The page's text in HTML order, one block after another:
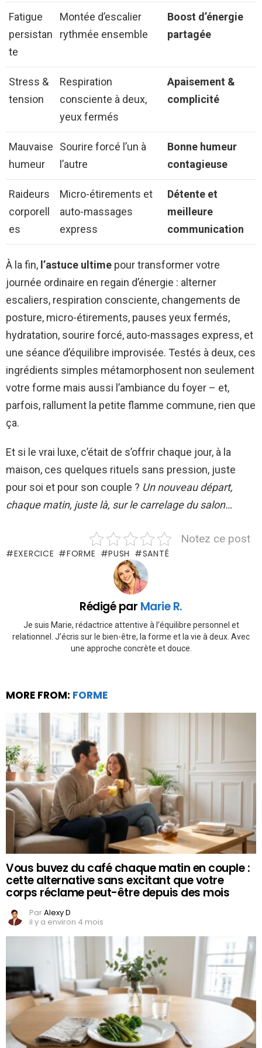
Fatigue
persistan
te
Montée d’escalier
rythmée ensemble
Boost d’énergie
partagée
Stress &
tension
Respiration
consciente à deux,
yeux fermés
Apaisement &
complicité
Mauvaise
humeur
Sourire forcé l’un à
l’autre
Bonne humeur
contagieuse
Raideurs
corporell
es
Micro-étirements et
auto-massages
express
Détente et
meilleure
communication
À la fin, l’astuce ultime pour transformer votre
journée ordinaire en regain d’énergie : alterner
escaliers, respiration consciente, changements de
posture, micro-étirements, pauses yeux fermés,
hydratation, sourire forcé, auto-massages express, et
une séance d’équilibre improvisée. Testés à deux, ces
ingrédients simples métamorphosent non seulement
votre forme mais aussi l’ambiance du foyer – et,
parfois, rallument la petite flamme commune, rien que
ça.
Et si le vrai luxe, c’était de s’offrir chaque jour, à la
maison, ces quelques rituels sans pression, juste
pour soi et pour son couple ? Un nouveau départ,
chaque matin, juste là, sur le carrelage du salon…
Notez ce post
EXERCICE FORME PUSH SANTÉ
Rédigé par Marie R.
Je suis Marie, rédactrice attentive à l’équilibre personnel et
relationnel. J’écris sur le bien-être, la forme et la vie à deux. Avec
une approche concrète et douce.
MORE FROM: FORME
Vous buvez du café chaque matin en couple :
cette alternative sans excitant que votre
corps réclame peut-être depuis des mois
ParAlexy D
il y a environ 4 mois